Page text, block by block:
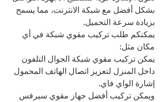
بشكل أفضل مع شبكة الانترنت، مما يسمح
بزيادة سرعة التحميل.
يمكنكم طلب تركيب مقوي شبكة في أي
مكان مثل:
يمكن تركيب مقوي شبكة الجوال التلفون
داخل المنزل لتعزيز اتصال الهاتف المحمول
إشارة الواي فاي.
ويمكن تركيب أفضل جهاز مقوي سيرفس